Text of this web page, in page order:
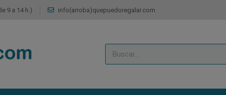
9 a 14 h.) info(arroba)quepuedoregalar.com